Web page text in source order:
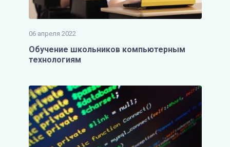
06 апреля 2022
Обучение школьников компьютерным
технологиям